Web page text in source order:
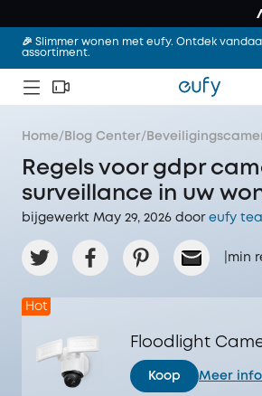
🎉 Slimmer wonen met eufy. Ontdek
assortiment.
Home/ Blog Center/
Regels voor gdpr
surveillance in uw
bijgewerkt May 29, 2026 door‌ eufy
min
Hot
Floodlight
Koop Meer